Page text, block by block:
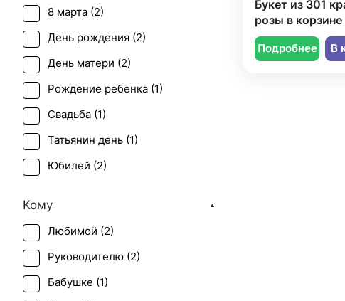
Букет из 301
розы в корзине
Подробнее В
8 марта (2)
День рождения (2)
День матери (2)
Рождение ребенка (1)
Свадьба (1)
Татьянин день (1)
Юбилей (2)
Кому
Любимой (2)
Руководителю (2)
Бабушке (1)